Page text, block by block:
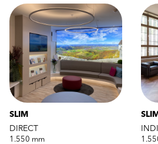
SLIM
DIRECT
1.550 mm
SLIM